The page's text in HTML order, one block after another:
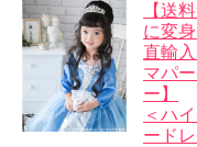
【送
に変
直輸
マパ
ー】
＜ハ
ード